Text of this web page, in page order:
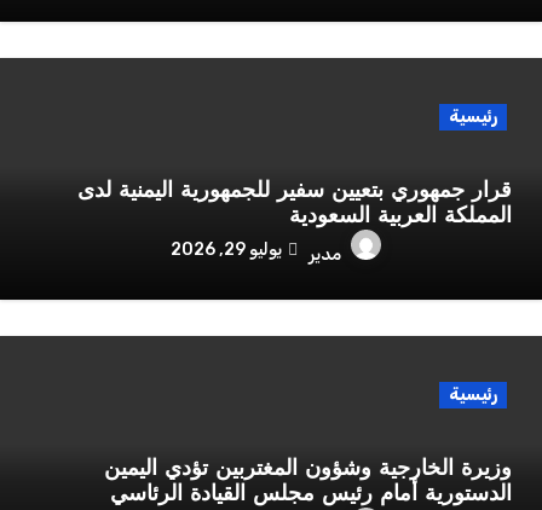
رئيسية
قرار جمهوري بتعيين سفير للجمهورية اليمنية لدى
المملكة العربية السعودية
مدير يوليو 29, 2026
رئيسية
وزيرة الخارجية وشؤون المغتربين تؤدي اليمين
الدستورية أمام رئيس مجلس القيادة الرئاسي